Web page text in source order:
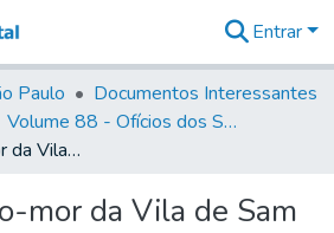
&
Coleções
Tudo na
Biblioteca
Estatísticas
Entrar
Paulo
Documentos Interessantes
Volume 88 - Ofícios dos Senhores Governadores Interinos da Capitania de São Paulo (1817- 1819)
Para o Capitão-mor da Vila de Sam Sebastião
mor da Vila de Sam